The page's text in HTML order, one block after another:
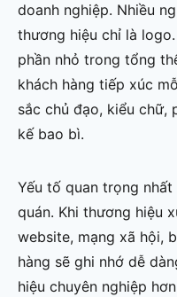
doanh nghiệp. Nhiều
thương hiệu chỉ là
phần nhỏ trong tổng
khách hàng tiếp xúc
sắc chủ đạo, kiểu chữ,
kế bao bì.
Yếu tố quan trọng
quán. Khi thương hiệu
website, mạng xã hội,
hàng sẽ ghi nhớ dễ
hiệu chuyên nghiệp